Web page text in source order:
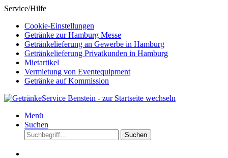
Service/Hilfe
Cookie-Einstellungen
Getränke zur Hamburg Messe
Getränkelieferung an Gewerbe in Hamburg
Getränkelieferung Privatkunden in Hamburg
Mietartikel
Vermietung von Eventequipment
Getränke auf Kommission
Menü
Suchen
Suchen